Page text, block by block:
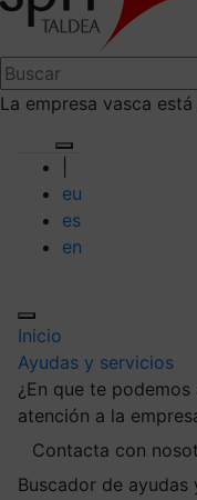
La empresa vasca
eu
es
en
Inicio
Ayudas y servicios
¿En que te podemos
atención a la
Contacta con
Buscador de